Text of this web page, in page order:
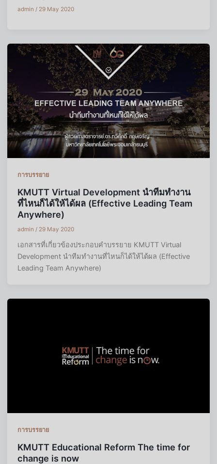
admin / 29 May 2020
การบรรยาย
KMUTT Virtual Development นำทีมทำงาน
ที่ไหนก็ได้ให้ได้ผล (Effective Leading Team
Anywhere)
admin / 29 May 2020
เอกสารที่เกี่ยวข้องประกอบคำบรรยาย KMUTT Virtual
Development นำทีมทำงานที่ไหนก็ได้ให้ได้ผล (Effective
Leading Team Anywhere)
การบรรยาย
KMUTT Educational Reform The time for
change is now